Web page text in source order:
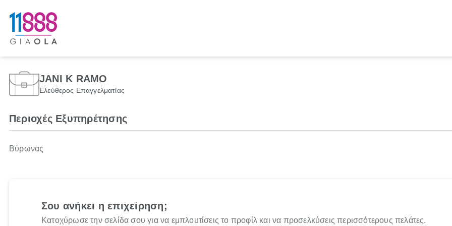
JANI K RAMO
Ελεύθερος Επαγγελματίας
Περιοχές Εξυπηρέτησης
Βύρωνας
Σου ανήκει η επιχείρηση;
Κατοχύρωσε την σελίδα σου για να εμπλουτίσεις το προφίλ και να προσελκύσεις περισσότερους πελάτες.